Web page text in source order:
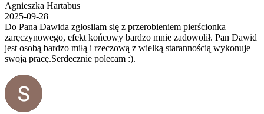
Agnieszka Hartabus
2025-09-28
Do Pana Dawida zglosilam się z przerobieniem pierścionka
zaręczynowego, efekt końcowy bardzo mnie zadowolił. Pan Dawid
jest osobą bardzo miłą i rzeczową z wielką starannością wykonuje
swoją pracę.Serdecznie polecam :).